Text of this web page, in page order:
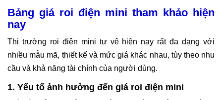
Bảng giá roi điện mini tham khảo hiện
nay
Thị trường roi điện mini tự vệ hiện nay rất đa dạng với
nhiều mẫu mã, thiết kế và mức giá khác nhau, tùy theo nhu
cầu và khả năng tài chính của người dùng.
1. Yếu tố ảnh hưởng đến giá roi điện mini